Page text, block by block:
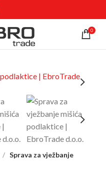
0
Sprava za vježbanje